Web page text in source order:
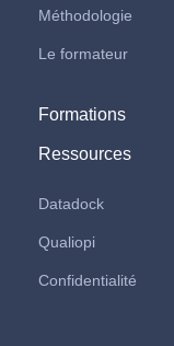
Méthodologie
Le formateur
Formations
Ressources
Datadock
Qualiopi
Confidentialité